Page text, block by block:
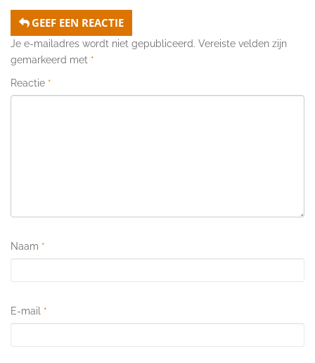
GEEF EEN REACTIE
Je e-mailadres wordt niet gepubliceerd. Vereiste velden zijn
gemarkeerd met *
Reactie *
Naam *
E-mail *